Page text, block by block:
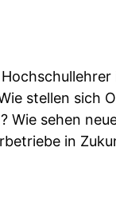
stellen sich
Wie sehen
in